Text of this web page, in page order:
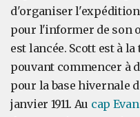
d'organiser l'expédition
pour l'informer de son
est lancée. Scott est à
pouvant commencer à
pour la base hivernale
janvier 1911. Au cap